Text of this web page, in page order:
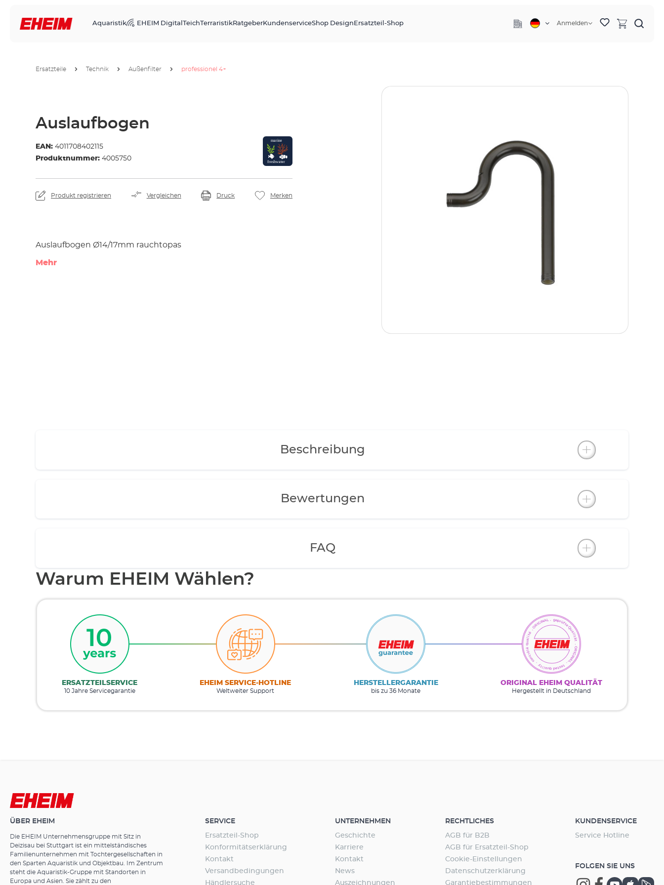
Aquaristik EHEIM Digital TeichTerraristikRatgeberKundenserviceShop Design Ersatzteil-Shop Anmelden
Ersatzteile Technik Außenfilter professionel 4+
Auslaufbogen
EAN: 4011708402115
Produktnummer: 4005750
Produkt registrieren Vergleichen Druck Merken
Auslaufbogen Ø14/17mm rauchtopas
Mehr
Beschreibung
Bewertungen
FAQ
Warum EHEIM Wählen?
ERSATZTEILSERVICE
10 Jahre Servicegarantie
EHEIM SERVICE-HOTLINE
Weltweiter Support
HERSTELLERGARANTIE
bis zu 36 Monate
ORIGINAL EHEIM QUALITÄT
Hergestellt in Deutschland
ÜBER EHEIM
Die EHEIM Unternehmensgruppe mit Sitz in
Deizisau bei Stuttgart ist ein mittelständisches
Familienunternehmen mit Tochtergesellschaften in
den Sparten Aquaristik und Objektbau. Im Zentrum
steht die Aquaristik-Gruppe mit Standorten in
Europa und Asien. Sie zählt zu den
SERVICE
Ersatzteil-Shop
Konformitätserklärung
Kontakt
Versandbedingungen
Händlersuche
UNTERNEHMEN
Geschichte
Karriere
Kontakt
News
Auszeichnungen
RECHTLICHES
AGB für B2B
AGB für Ersatzteil-Shop
Cookie-Einstellungen
Datenschutzerklärung
Garantiebestimmungen
KUNDENSERVICE
Service Hotline
FOLGEN SIE UNS